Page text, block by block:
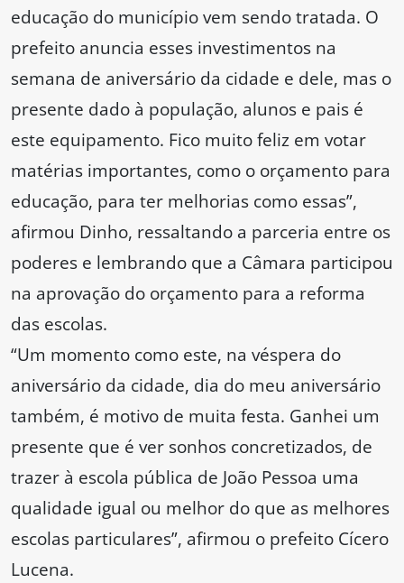
educação do município vem sendo tratada. O
prefeito anuncia esses investimentos na
semana de aniversário da cidade e dele, mas o
presente dado à população, alunos e pais é
este equipamento. Fico muito feliz em votar
matérias importantes, como o orçamento para
educação, para ter melhorias como essas”,
afirmou Dinho, ressaltando a parceria entre os
poderes e lembrando que a Câmara participou
na aprovação do orçamento para a reforma
das escolas.
“Um momento como este, na véspera do
aniversário da cidade, dia do meu aniversário
também, é motivo de muita festa. Ganhei um
presente que é ver sonhos concretizados, de
trazer à escola pública de João Pessoa uma
qualidade igual ou melhor do que as melhores
escolas particulares”, afirmou o prefeito Cícero
Lucena.